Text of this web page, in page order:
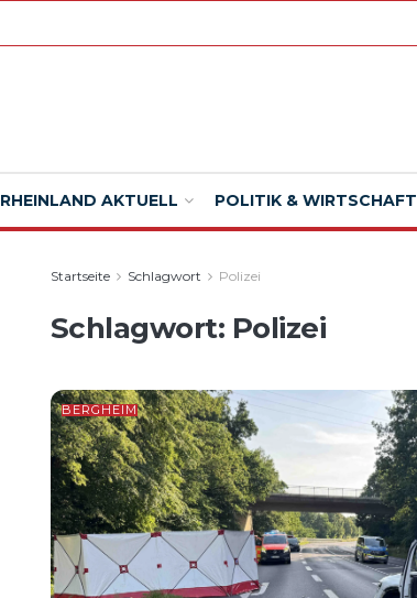
RHEINLAND AKTUELL POLITIK & WIRTSCHAFT
Startseite Schlagwort Polizei
Schlagwort: Polizei
BERGHEIM